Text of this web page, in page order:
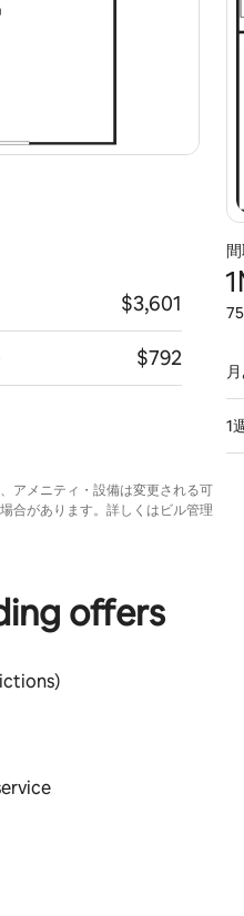
$3,601
$792
1
アメニティ・設備は変更される可
合があります。詳しくはビル管理
offers